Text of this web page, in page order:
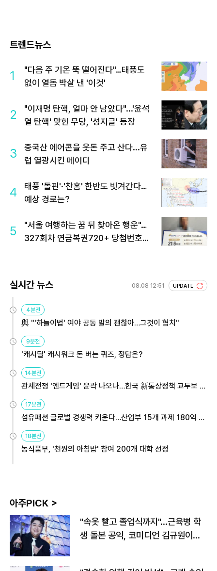
트렌드뉴스
1
"다음 주 기온 뚝 떨어진다"…태풍도
없이 열돔 박살 낸 '이것'
2
"이재명 탄핵, 얼마 안 남았다"...'윤석
열 탄핵' 맞힌 무당, '성지글' 등장
3
중국산 에어콘을 웃돈 주고 산다...유
럽 열광시킨 메이디
4
태풍 '돌핀'·'찬홈' 한반도 빗겨간다…
예상 경로는?
5
"서울 여행하는 꿈 뒤 찾아온 행운"…
327회차 연금복권720+ 당첨번호조
실시간 뉴스 08.08 12:51 UPDATE
4분전
與 "'하늘이법' 여야 공동 발의 괜찮아…그것이 협치"
9분전
'캐시딜' 캐시워크 돈 버는 퀴즈, 정답은?
14분전
관세전쟁 '엔드게임' 윤곽 나오나…한국 新통상정책 교두보 활
용해야
17분전
섬유패션 글로벌 경쟁력 키운다…산업부 15개 과제 180억 지
원
18분전
농식품부, '천원의 아침밥' 참여 200개 대학 선정
아주PICK >
"속옷 빨고 졸업식까지"…근육병 학
생 돌본 공익, 코미디언 김규원이었